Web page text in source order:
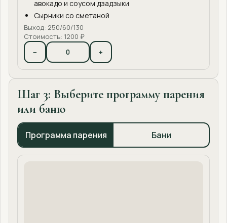
авокадо и соусом дзадзыки
Сырники со сметаной
Выход: 250/60/130
Стоимость: 1200 ₽
− +
Шаг 3: Выберите программу парения
или баню
Программа парения Бани